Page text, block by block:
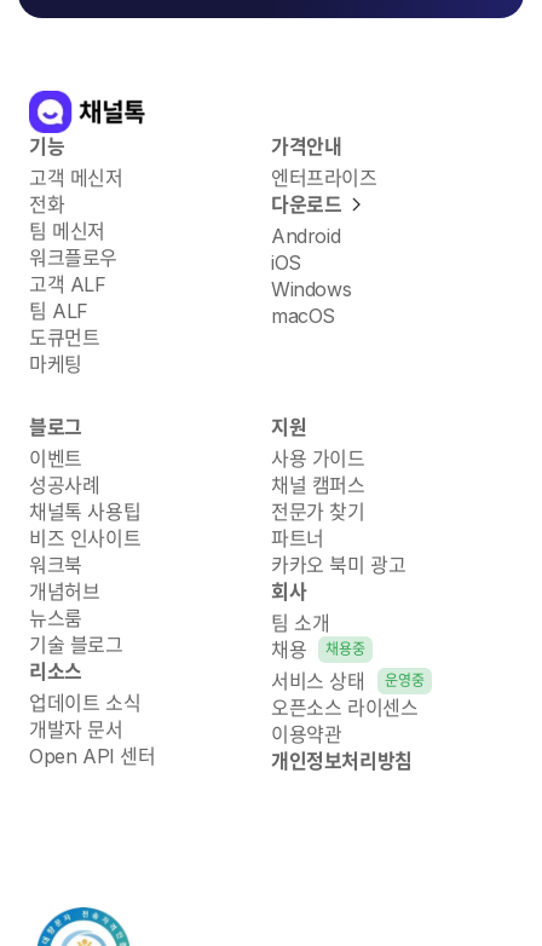
기능
고객 메신저
전화
팀 메신저
워크플로우
고객 ALF
팀 ALF
도큐먼트
마케팅
가격안내
엔터프라이즈
다운로드
Android
iOS
Windows
macOS
블로그
이벤트
성공사례
채널톡 사용팁
비즈 인사이트
워크북
개념허브
뉴스룸
기술 블로그
리소스
업데이트 소식
개발자 문서
Open API 센터
지원
사용 가이드
채널 캠퍼스
전문가 찾기
파트너
카카오 북미 광고
회사
팀 소개
채용
채용중
서비스 상태 운영중
오픈소스 라이센스
이용약관
개인정보처리방침